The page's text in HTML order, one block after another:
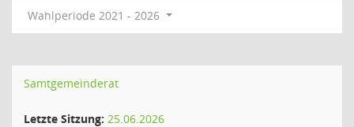
Wahlperiode 2021 - 2026
Samtgemeinderat
Letzte Sitzung: 25.06.2026